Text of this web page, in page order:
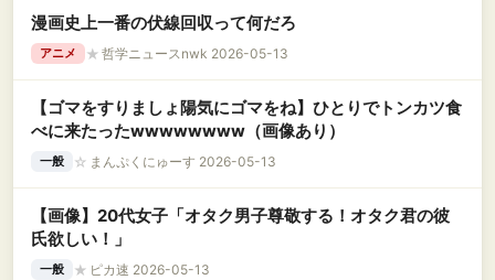
漫画史上一番の伏線回収って何だろ
アニメ ★ 哲学ニュースnwk 2026-05-13
【ゴマをすりましょ陽気にゴマをね】ひとりでトンカツ食
べに来たったwwwwwwww（画像あり）
一般 ☆ まんぷくにゅーす 2026-05-13
【画像】20代女子「オタク男子尊敬する！オタク君の彼
氏欲しい！」
一般 ★ ピカ速 2026-05-13